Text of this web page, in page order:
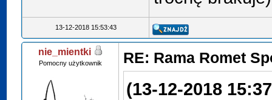
13-12-2018 15:53:43
nie_mientki
Pomocny użytkownik RE: Rama Romet
(13-12-2018